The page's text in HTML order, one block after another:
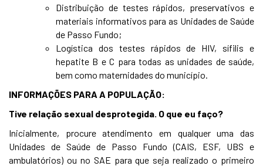
Distribuição de testes rápidos, preservativos e
materiais informativos para as Unidades de Saúde
de Passo Fundo;
Logística dos testes rápidos de HIV, sífilis e
hepatite B e C para todas as unidades de saúde,
bem como maternidades do município.
INFORMAÇÕES PARA A POPULAÇÃO:
Tive relação sexual desprotegida. O que eu faço?
Inicialmente, procure atendimento em qualquer uma das
Unidades de Saúde de Passo Fundo (CAIS, ESF, UBS e
ambulatórios) ou no SAE para que seja realizado o primeiro